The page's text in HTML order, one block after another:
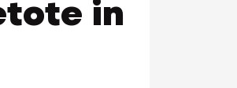
in